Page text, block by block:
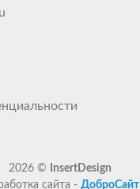
2026 ©
InsertDesign
сайта - ДоброСайт